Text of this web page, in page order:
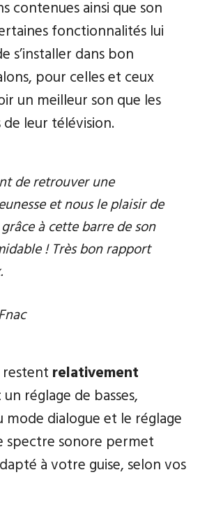
contenues ainsi que son
fonctionnalités lui
s’installer dans bon
pour celles et ceux
un meilleur son que les
leur télévision.
de retrouver une
et nous le plaisir de
à cette barre de son
! Très bon rapport
relativement
réglage de basses,
mode dialogue et le réglage
spectre sonore permet
à votre guise, selon vos